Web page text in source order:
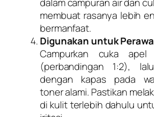
membuat rasanya lebih
bermanfaat.
Digunakan untuk
Campurkan cuka
(perbandingan 1:2),
dengan kapas pada
toner alami. Pastikan
di kulit terlebih dahulu